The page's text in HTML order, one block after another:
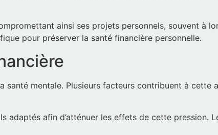
ainsi ses projets personnels, souvent à
pour préserver la santé financière personnelle.
santé mentale. Plusieurs facteurs contribuent à cette
adaptés afin d’atténuer les effets de cette pression.